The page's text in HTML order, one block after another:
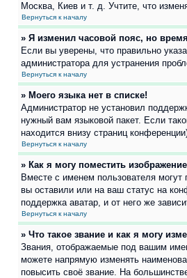
Москва, Киев и т. д. Учтите, что
Вернуться к началу
» Я изменил часовой пояс, но
Если вы уверены, что правильно
администратора для устранения
Вернуться к началу
» Моего языка нет в списке!
Администратор не установил
нужный вам языковой пакет. Если
находится внизу страниц
Вернуться к началу
» Как я могу поместить
Вместе с именем пользователя
вы оставили или на ваш статус на
поддержка аватар, и от него же
Вернуться к началу
» Что такое звание и как я могу
Звания, отображаемые под вашим
можете напрямую изменять
повысить своё звание. На